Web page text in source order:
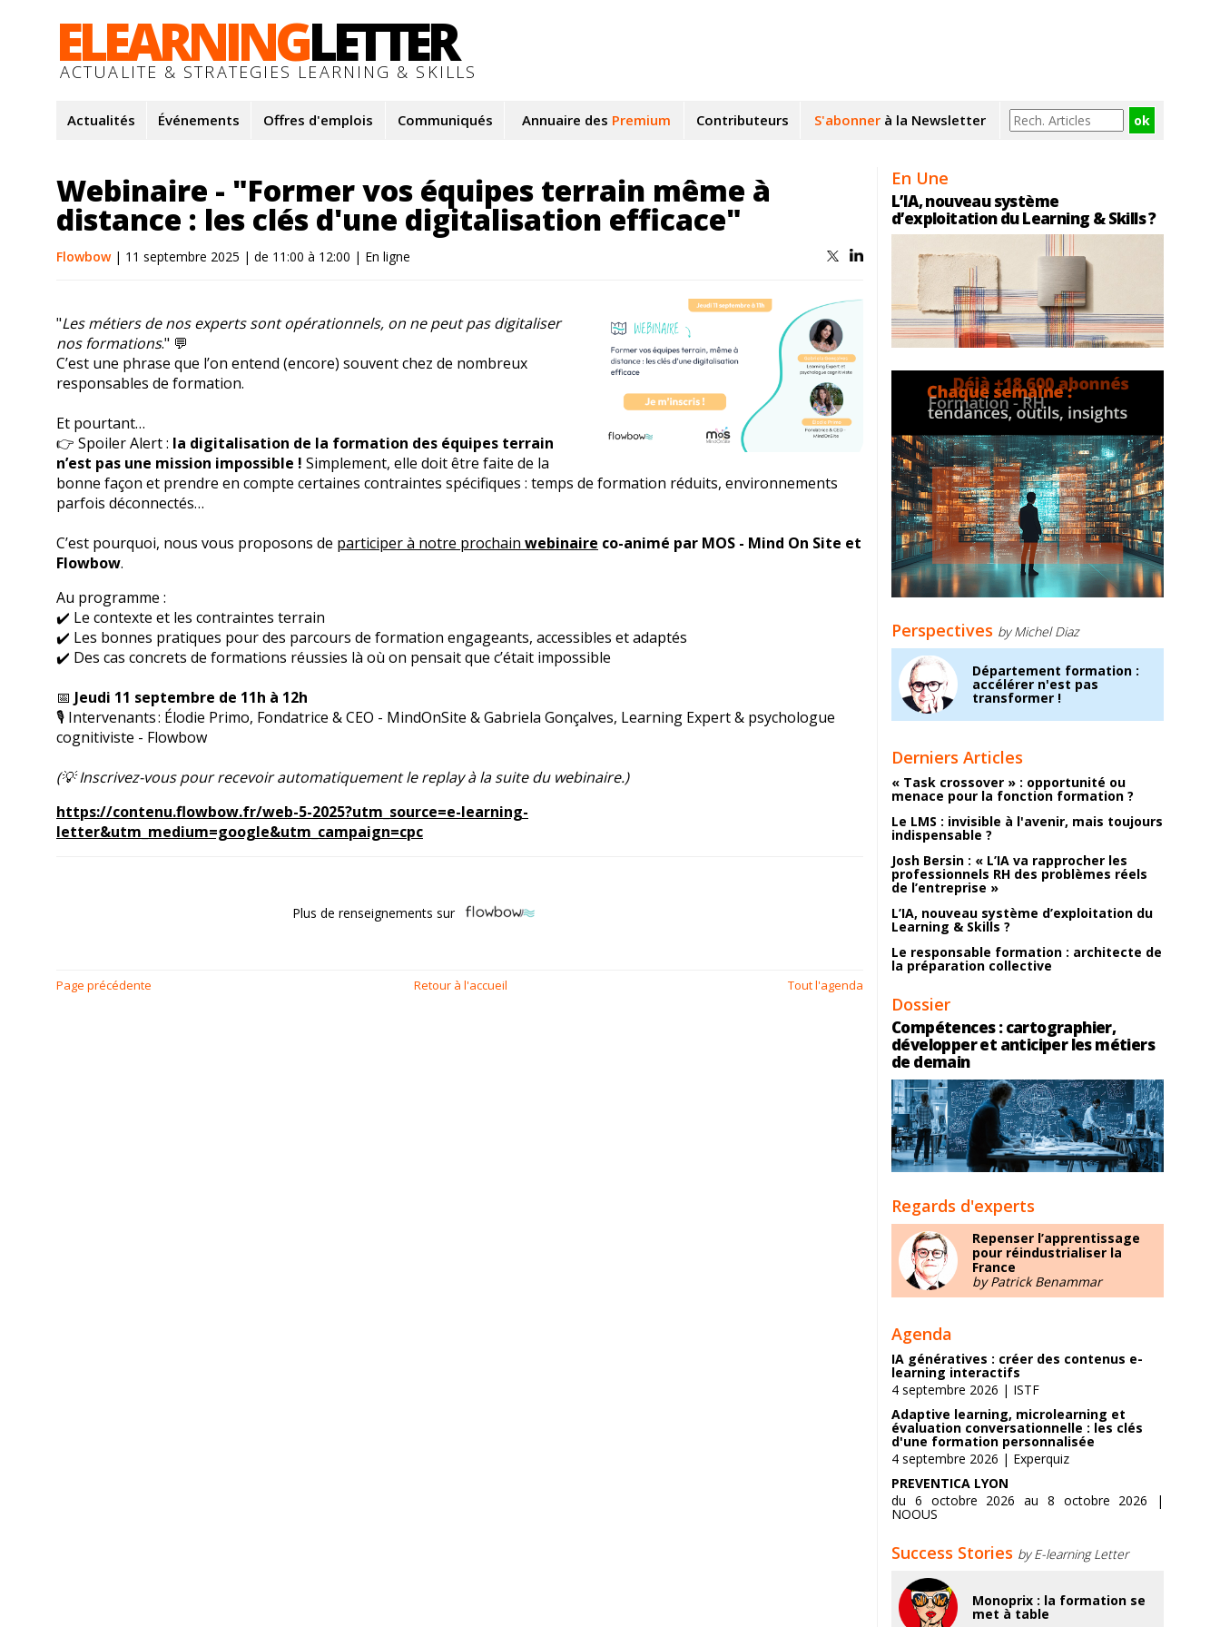
ELEARNINGLETTER
ACTUALITE & STRATEGIES LEARNING & SKILLS
Actualités Événements Offres d'emplois Communiqués Annuaire des Premium Contributeurs S'abonner à la Newsletter
Webinaire - "Former vos équipes terrain même à
distance : les clés d'une digitalisation efficace"
Flowbow| 11 septembre 2025 | de 11:00 à 12:00 | En ligne
"Les métiers de nos experts sont opérationnels, on ne peut pas digitaliser
nos formations." 💬
C’est une phrase que l’on entend (encore) souvent chez de nombreux
responsables de formation.
Et pourtant
👉 Spoiler Alert : la digitalisation de la formation des équipes terrain
n’est pas une mission impossible ! Simplement, elle doit être faite de la
bonne façon et prendre en compte certaines contraintes spécifiques : temps de formation réduits, environnements
parfois déconnectés
C’est pourquoi, nous vous proposons de participer à notre prochain webinaire co-animé par MOS - Mind On Site et
Flowbow.
Au programme :
✔️ Le contexte et les contraintes terrain
✔️ Les bonnes pratiques pour des parcours de formation engageants, accessibles et adaptés
✔️ Des cas concrets de formations réussies là où on pensait que c’était impossible
📅 Jeudi 11 septembre de 11h à 12h
🎙️ Intervenants : Élodie Primo, Fondatrice & CEO - MindOnSite & Gabriela Gonçalves, Learning Expert & psychologue
cognitiviste - Flowbow
(💡 Inscrivez-vous pour recevoir automatiquement le replay à la suite du webinaire.)
https://contenu.flowbow.fr/web-5-2025?utm_source=e-learning-
letter&utm_medium=google&utm_campaign=cpc
Plus de renseignements sur
Page précédente Retour à l'accueil Tout l'agenda
En Une
L’IA, nouveau système
d’exploitation du Learning & Skills ?
Perspectives by Michel Diaz
Département formation :
accélérer n'est pas
transformer !
Derniers Articles
« Task crossover » : opportunité ou
menace pour la fonction formation ?
Le LMS : invisible à l'avenir, mais toujours
indispensable ?
Josh Bersin : « L’IA va rapprocher les
professionnels RH des problèmes réels
de l’entreprise »
L’IA, nouveau système d’exploitation du
Learning & Skills ?
Le responsable formation : architecte de
la préparation collective
Dossier
Compétences : cartographier,
développer et anticiper les métiers
de demain
Regards d'experts
Repenser l’apprentissage
pour réindustrialiser la
France
by Patrick Benammar
Agenda
IA génératives : créer des contenus e-
learning interactifs
4 septembre 2026 | ISTF
Adaptive learning, microlearning et
évaluation conversationnelle : les clés
d'une formation personnalisée
4 septembre 2026 | Experquiz
PREVENTICA LYON
du 6 octobre 2026 au 8 octobre 2026 |
NOOUS
Success Stories by E-learning Letter
Monoprix : la formation se
met à table